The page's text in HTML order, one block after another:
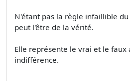
N'étant pas la règle infaillible
peut l'être de la vérité.
Elle représente le vrai et le faux
indifférence.